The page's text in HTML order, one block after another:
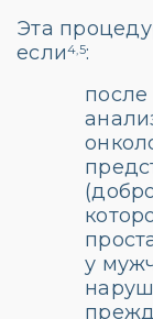
Эта
если4,5:
у